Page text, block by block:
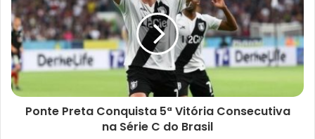
Ponte Preta Conquista 5ª Vitória Consecutiva
na Série C do Brasil